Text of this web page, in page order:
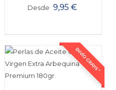
Desde 9,95€
ENVÍO GRATIS *